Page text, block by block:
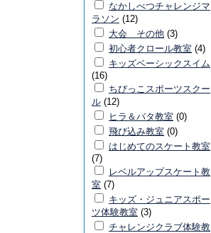
なかしべつチャレンジマ
ラソン (12)
大会 その他 (3)
初心者クロール教室 (4)
キッズベーシックスイム
(16)
ちびっこスポーツスクー
ル (12)
ヒラ＆バタ教室 (0)
飛び込み教室 (0)
はじめてのスケート教室
(7)
レベルアップスケート教
室 (7)
キッズ・ジュニアスポー
ツ体験教室 (3)
チャレンジクラブ体験教